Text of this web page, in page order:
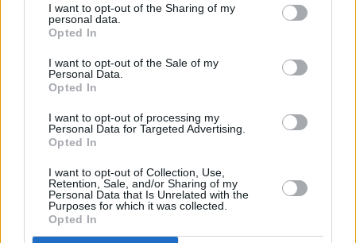
de su consentimiento, pero usted tiene el derecho de
rechazar tal procesamiento. Sus preferencias se aplicarán
cualquier momento entrando de nuevo en este sitio web o
visitando nuestra política de privacidad.
I want to opt-out of the Sharing of my
personal data.
Opted In
I want to opt-out of the Sale of my
Personal Data.
Opted In
I want to opt-out of processing my
Personal Data for Targeted Advertising.
Opted In
I want to opt-out of Collection, Use,
Retention, Sale, and/or Sharing of my
Personal Data that Is Unrelated with the
Purposes for which it was collected.
Opted In